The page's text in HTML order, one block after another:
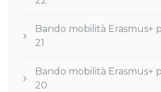
Bando mobilità Erasmus+
21
Bando mobilità Erasmus+
20